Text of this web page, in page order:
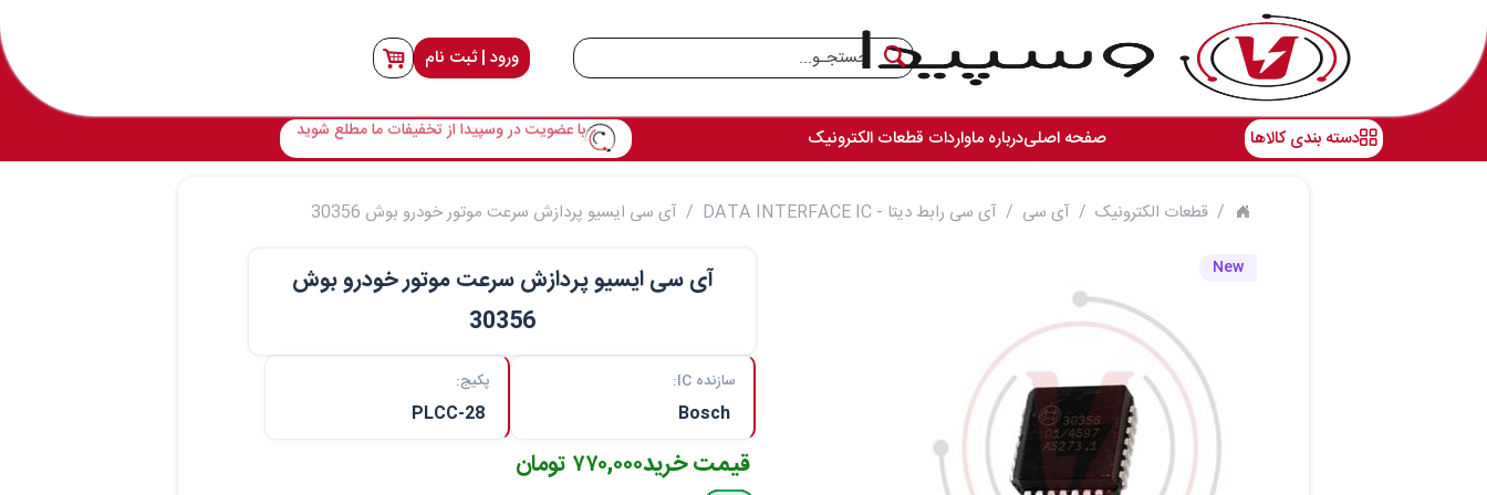
ورود | ثبت نام
دسته بندی کالاها صفحه اصلیدرباره ماواردات قطعات الکترونیک
با عضویت در وسپیدا از تخفیفات ما مطلع شوید
قطعات الکترونیک آی سی آی سی رابط دیتا - DATA INTERFACE IC آی سی ایسیو پردازش سرعت موتور خودرو بوش 30356
آی سی ایسیو پردازش سرعت موتور خودرو بوش
30356
سازنده IC:
Bosch
پکیج:
PLCC-28
قیمت خرید۷۷۰,۰۰۰ تومان